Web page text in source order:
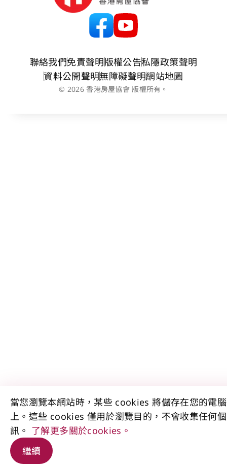
聯絡我們免責聲明版權公告私隱政策聲明
資料公開聲明無障礙聲明網站地圖
© 2026 香港房屋協會 版權所有。
當您瀏覽本網站時，某些 cookies 將儲存在您的電
上。這些 cookies 僅用於瀏覽目的，不會收集任何
訊。 了解更多關於cookies。
繼續